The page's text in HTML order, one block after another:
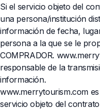
Si el servicio objeto del
una persona/institución
información de fecha,
persona a la que se le
COMPRADOR.
responsable de la
información.
www.merrytourism.com
servicio objeto del